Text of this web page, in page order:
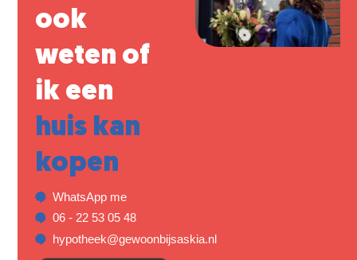
ook
weten of
ik een
huis kan
kopen
WhatsApp me
06 - 22 53 05 48
hypotheek@gewoonbijsaskia.nl